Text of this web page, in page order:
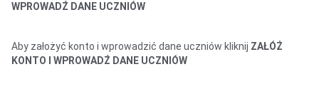
WPROWADŹ DANE UCZNIÓW
Aby założyć konto i wprowadzić dane uczniów kliknij ZAŁÓŻ
KONTO I WPROWADŹ DANE UCZNIÓW